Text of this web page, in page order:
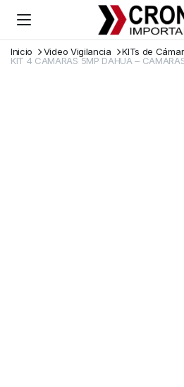
Inicio Video Vigilancia
KITs de
KIT 4 CAMARAS 5MP DAHUA –